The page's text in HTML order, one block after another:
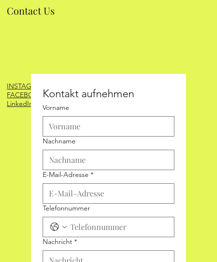
Contact Us
INSTAGRAM
FACEBOOK
LinkedIn
Kontakt aufnehmen
Vorname
Nachname
E-Mail-Adresse *
Nachricht *
Kontakt aufnehmen
Vorname
Nachname
E-Mail-Adresse *
Telefonnummer
Nachricht *